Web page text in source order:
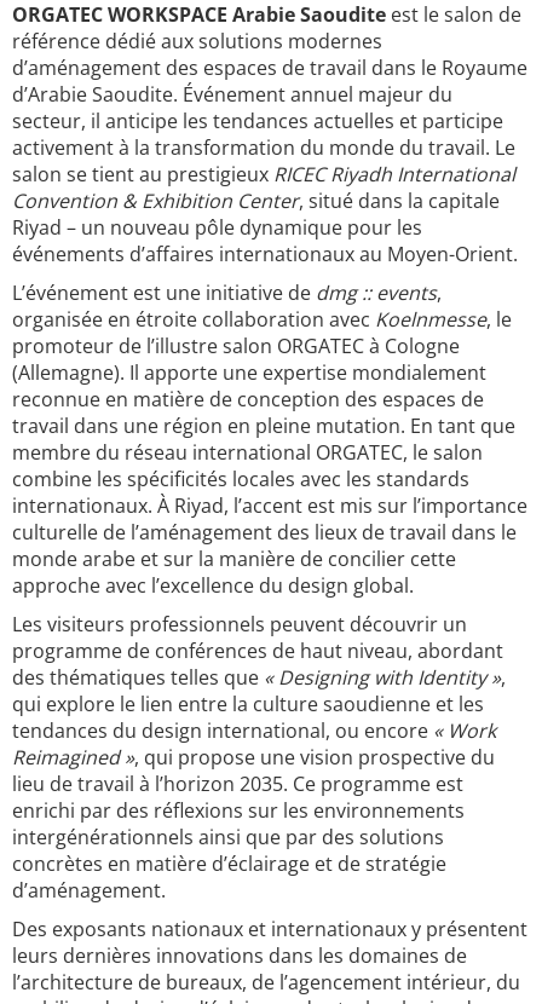
ORGATEC WORKSPACE Arabie Saoudite est le salon de
référence dédié aux solutions modernes
d’aménagement des espaces de travail dans le Royaume
d’Arabie Saoudite. Événement annuel majeur du
secteur, il anticipe les tendances actuelles et participe
activement à la transformation du monde du travail. Le
salon se tient au prestigieux RICEC Riyadh International
Convention & Exhibition Center, situé dans la capitale
Riyad – un nouveau pôle dynamique pour les
événements d’affaires internationaux au Moyen-Orient.
L’événement est une initiative de dmg :: events,
organisée en étroite collaboration avec Koelnmesse, le
promoteur de l’illustre salon ORGATEC à Cologne
(Allemagne). Il apporte une expertise mondialement
reconnue en matière de conception des espaces de
travail dans une région en pleine mutation. En tant que
membre du réseau international ORGATEC, le salon
combine les spécificités locales avec les standards
internationaux. À Riyad, l’accent est mis sur l’importance
culturelle de l’aménagement des lieux de travail dans le
monde arabe et sur la manière de concilier cette
approche avec l’excellence du design global.
Les visiteurs professionnels peuvent découvrir un
programme de conférences de haut niveau, abordant
des thématiques telles que « Designing with Identity »,
qui explore le lien entre la culture saoudienne et les
tendances du design international, ou encore « Work
Reimagined », qui propose une vision prospective du
lieu de travail à l’horizon 2035. Ce programme est
enrichi par des réflexions sur les environnements
intergénérationnels ainsi que par des solutions
concrètes en matière d’éclairage et de stratégie
d’aménagement.
Des exposants nationaux et internationaux y présentent
leurs dernières innovations dans les domaines de
l’architecture de bureaux, de l’agencement intérieur, du